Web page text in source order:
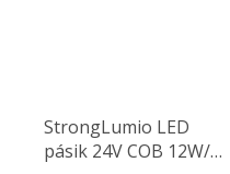
StrongLumio LED
pásik 24V COB 12W/m